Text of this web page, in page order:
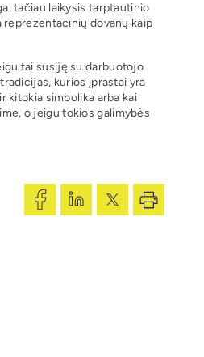
tačiau laikysis tarptautinio
reprezentacinių dovanų kaip
tai susiję su darbuotojo
kurios įprastai yra
kitokia simbolika arba kai
o jeigu tokios galimybės